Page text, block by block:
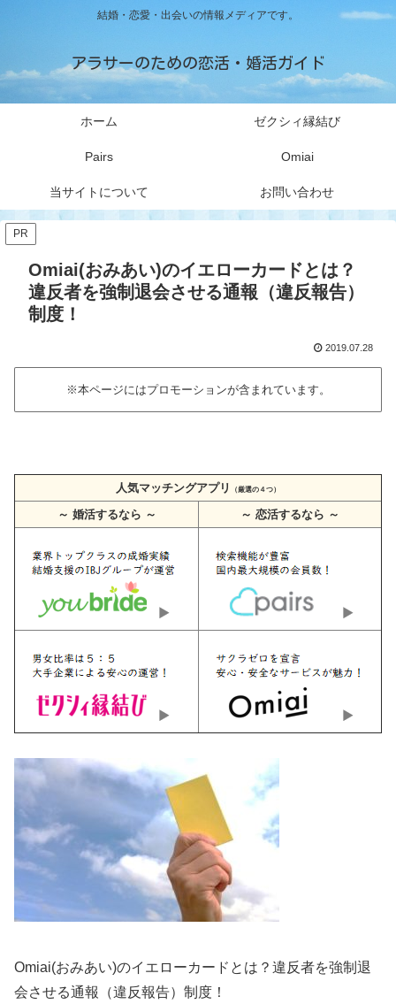
結婚・恋愛・出会いの情報メディアです。
アラサーのための恋活・婚活ガイド
ホーム ゼクシィ縁結び
Pairs Omiai
当サイトについて お問い合わせ
PR
Omiai(おみあい)のイエローカードとは？
違反者を強制退会させる通報（違反報告）
制度！
2019.07.28
※本ページにはプロモーションが含まれています。
人気マッチングアプリ （厳選の４つ）
～ 婚活するなら ～ ～ 恋活するなら ～
Omiai(おみあい)のイエローカードとは？違反者を強制退
会させる通報（違反報告）制度！